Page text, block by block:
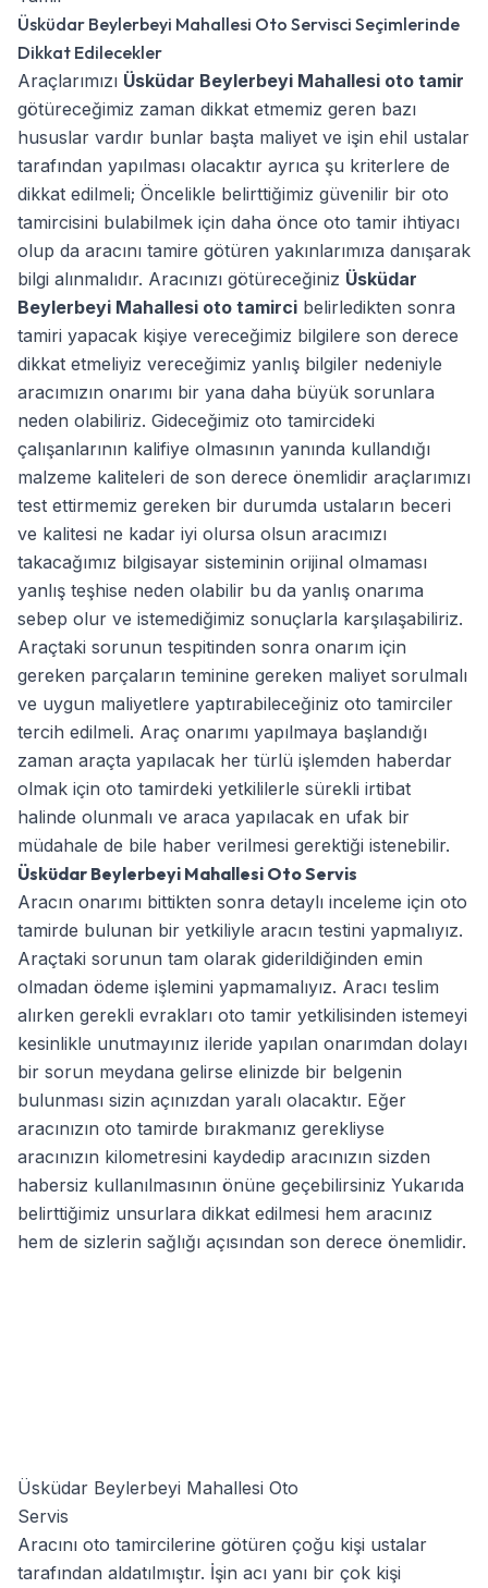
Üsküdar Beylerbeyi Mahallesi Oto Servisci Seçimlerinde
Dikkat Edilecekler
Araçlarımızı Üsküdar Beylerbeyi Mahallesi oto tamir
götüreceğimiz zaman dikkat etmemiz geren bazı
hususlar vardır bunlar başta maliyet ve işin ehil ustalar
tarafından yapılması olacaktır ayrıca şu kriterlere de
dikkat edilmeli; Öncelikle belirttiğimiz güvenilir bir oto
tamircisini bulabilmek için daha önce oto tamir ihtiyacı
olup da aracını tamire götüren yakınlarımıza danışarak
bilgi alınmalıdır. Aracınızı götüreceğiniz Üsküdar
Beylerbeyi Mahallesi oto tamirci belirledikten sonra
tamiri yapacak kişiye vereceğimiz bilgilere son derece
dikkat etmeliyiz vereceğimiz yanlış bilgiler nedeniyle
aracımızın onarımı bir yana daha büyük sorunlara
neden olabiliriz. Gideceğimiz oto tamircideki
çalışanlarının kalifiye olmasının yanında kullandığı
malzeme kaliteleri de son derece önemlidir araçlarımızı
test ettirmemiz gereken bir durumda ustaların beceri
ve kalitesi ne kadar iyi olursa olsun aracımızı
takacağımız bilgisayar sisteminin orijinal olmaması
yanlış teşhise neden olabilir bu da yanlış onarıma
sebep olur ve istemediğimiz sonuçlarla karşılaşabiliriz.
Araçtaki sorunun tespitinden sonra onarım için
gereken parçaların teminine gereken maliyet sorulmalı
ve uygun maliyetlere yaptırabileceğiniz oto tamirciler
tercih edilmeli. Araç onarımı yapılmaya başlandığı
zaman araçta yapılacak her türlü işlemden haberdar
olmak için oto tamirdeki yetkililerle sürekli irtibat
halinde olunmalı ve araca yapılacak en ufak bir
müdahale de bile haber verilmesi gerektiği istenebilir.
Üsküdar Beylerbeyi Mahallesi Oto Servis
Aracın onarımı bittikten sonra detaylı inceleme için oto
tamirde bulunan bir yetkiliyle aracın testini yapmalıyız.
Araçtaki sorunun tam olarak giderildiğinden emin
olmadan ödeme işlemini yapmamalıyız. Aracı teslim
alırken gerekli evrakları oto tamir yetkilisinden istemeyi
kesinlikle unutmayınız ileride yapılan onarımdan dolayı
bir sorun meydana gelirse elinizde bir belgenin
bulunması sizin açınızdan yaralı olacaktır. Eğer
aracınızın oto tamirde bırakmanız gerekliyse
aracınızın kilometresini kaydedip aracınızın sizden
habersiz kullanılmasının önüne geçebilirsiniz Yukarıda
belirttiğimiz unsurlara dikkat edilmesi hem aracınız
hem de sizlerin sağlığı açısından son derece önemlidir.
Üsküdar Beylerbeyi Mahallesi Oto
Servis
Aracını oto tamircilerine götüren çoğu kişi ustalar
tarafından aldatılmıştır. İşin acı yanı bir çok kişi